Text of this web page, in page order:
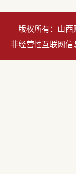
版权所有：山
非经营性互联网信